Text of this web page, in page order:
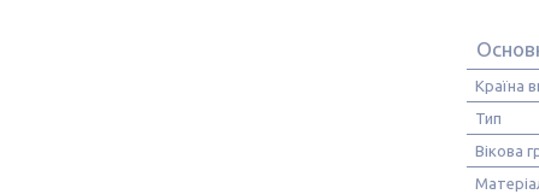
Країна
Тип
Вікова